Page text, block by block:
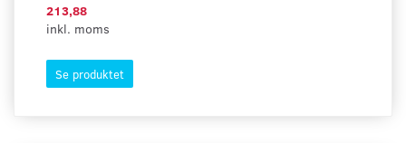
213,88
inkl. moms
Se produktet